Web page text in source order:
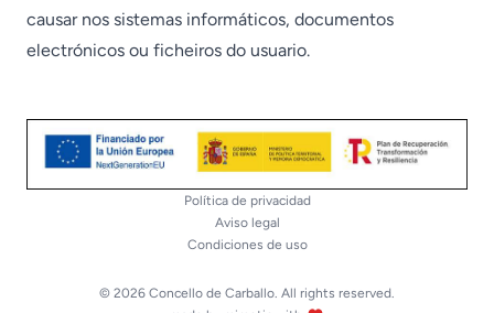
causar nos sistemas informáticos, documentos
electrónicos ou ficheiros do usuario.
Política de privacidad
Aviso legal
Condiciones de uso
© 2026 Concello de Carballo. All rights reserved.